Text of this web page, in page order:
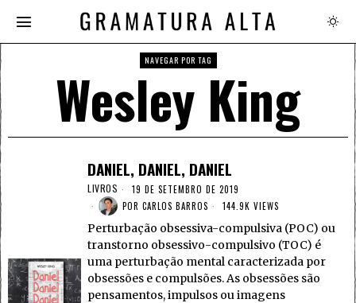
NAVEGAR POR TAG
Wesley King
DANIEL, DANIEL, DANIEL
LIVROS
19 DE SETEMBRO DE 2019
POR CARLOS BARROS 144.9K VIEWS
Perturbação obsessiva-compulsiva (POC) ou
transtorno obsessivo-compulsivo (TOC) é
uma perturbação mental caracterizada por
obsessões e compulsões. As obsessões são
pensamentos, impulsos ou imagens